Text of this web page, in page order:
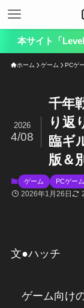
LevelUp Logy」は
ホーム ゲーム PCゲ
千年
り返
臨ギ
版＆
2026
4/08
ゲーム PCゲーム
2026年1月26日
文●ハッチ
ゲーム向け